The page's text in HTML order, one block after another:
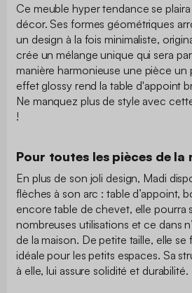
Ce meuble hyper tendance se
décor. Ses formes géométriques
un design à la fois minimaliste,
crée un mélange unique qui sera
manière harmonieuse une pièce un
effet glossy rend la table d'appoint
Ne manquez plus de style avec
!
Pour toutes les pièces de la
En plus de son joli design, Madi
flèches à son arc : table d’appoint,
encore table de chevet, elle pourra
nombreuses utilisations et ce dans
de la maison. De petite taille, elle
idéale pour les petits espaces. Sa
à elle, lui assure solidité et durabilité.